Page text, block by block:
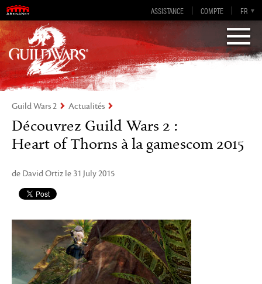
ASSISTANCE COMPTE FR
EN
DE
ES
EN-GB
Visions of Eternity
Guild Wars 2
Guild Wars 2 Actualités
Découvrez Guild Wars 2 :
Heart of Thorns à la gamescom 2015
de David Ortiz le 31 July 2015